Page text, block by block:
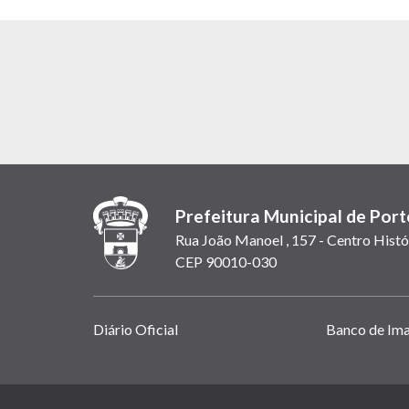
Prefeitura Municipal de
Rua João Manoel , 157 - Centro
CEP 90010-030
Links
Diário Oficial Banco de